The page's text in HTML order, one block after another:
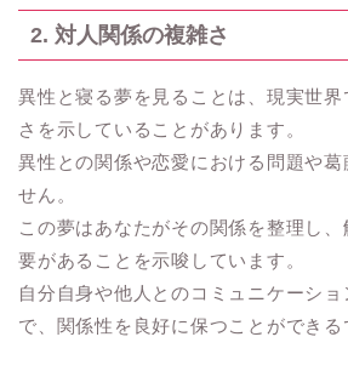
2. 対人関係の複雑さ
異性と寝る夢を見ることは、現実世
さを示していることがあります。
異性との関係や恋愛における問題や葛
せん。
この夢はあなたがその関係を整理し
要があることを示唆しています。
自分自身や他人とのコミュニケーショ
で、関係性を良好に保つことができる